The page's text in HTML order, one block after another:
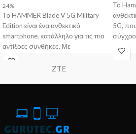
24%
Το HAMMER Blade V 5G Military
Edition είναι ένα ανθεκτικό
smartphone, κατάλληλο για τις πιο
αντίξοες συνθήκες. Με
πιστοποίηση IP69
Το
5G,
ZTE